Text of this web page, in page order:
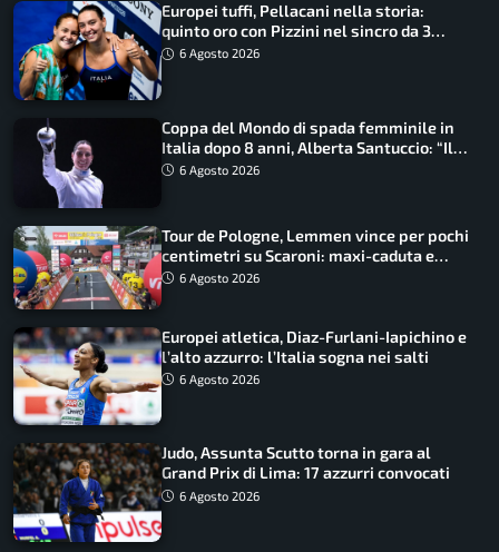
Europei tuffi, Pellacani nella storia:
quinto oro con Pizzini nel sincro da 3
metri
6 Agosto 2026
Coppa del Mondo di spada femminile in
Italia dopo 8 anni, Alberta Santuccio: “Il
lavoro dà sempre i suoi frutti”
6 Agosto 2026
Tour de Pologne, Lemmen vince per pochi
centimetri su Scaroni: maxi-caduta e
tappa accorciata
6 Agosto 2026
Europei atletica, Diaz-Furlani-Iapichino e
l’alto azzurro: l’Italia sogna nei salti
6 Agosto 2026
Judo, Assunta Scutto torna in gara al
Grand Prix di Lima: 17 azzurri convocati
6 Agosto 2026